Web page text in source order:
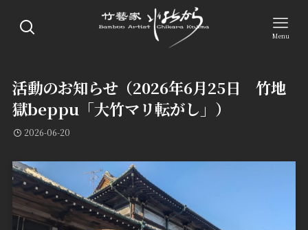
Menu
活動のお知らせ（2026年6月25日 竹地
獄beppu「大竹マリ転がし」）
2026-06-20